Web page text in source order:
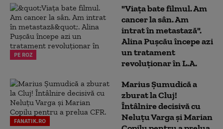
PE ROZ
"Viața bate filmul. Am
cancer la sân. Am
intrat în metastază".
Alina Pușcău începe azi
un tratament
revoluționar în L.A.
FANATIK.RO
Marius Şumudică a
zburat la Cluj!
Întâlnire decisivă cu
Neluţu Varga şi Marian